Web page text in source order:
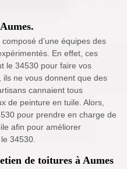
d’une équipes des
En effet, ces
le 34530 pour faire vos
ne vous donnent que des
cannaient tous
de peinture en tuile. Alors,
pour prendre en charge de
afin pour améliorer
34530.
de toitures à Aumes